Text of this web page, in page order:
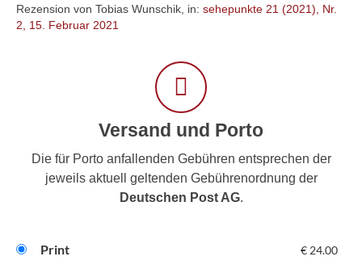
Rezension von Tobias Wunschik, in: sehepunkte 21 (2021), Nr.
2, 15. Februar 2021
Versand und Porto
Die für Porto anfallenden Gebühren entsprechen der
jeweils aktuell geltenden Gebührenordnung der
Deutschen Post AG.
Print € 24.00